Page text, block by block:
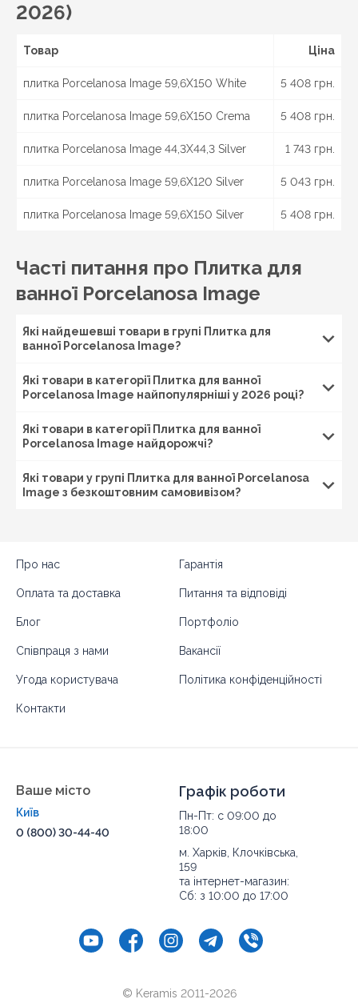
2026)
Товар Ціна
плитка Porcelanosa Image 59,6X150 White 5 408 грн.
плитка Porcelanosa Image 59,6X150 Crema 5 408 грн.
плитка Porcelanosa Image 44,3X44,3 Silver 1 743 грн.
плитка Porcelanosa Image 59,6X120 Silver 5 043 грн.
плитка Porcelanosa Image 59,6X150 Silver 5 408 грн.
Часті питання про Плитка для
ванної Porcelanosa Image
Які найдешевші товари в групі Плитка для
ванної Porcelanosa Image?
Які товари в категорії Плитка для ванної
Porcelanosa Image найпопулярніші у 2026 році?
Які товари в категорії Плитка для ванної
Porcelanosa Image найдорожчі?
Які товари у групі Плитка для ванної Porcelanosa
Image з безкоштовним самовивізом?
Про нас Гарантія
Оплата та доставка Питання та відповіді
Блог Портфоліо
Співпраця з нами Вакансії
Угода користувача Політика конфіденційності
Контакти
Ваше місто
Київ
0 (800) 30-44-40
Графік роботи
Пн-Пт: с 09:00 до
18:00
м. Харків, Клочківська,
159
та інтернет-магазин:
Сб: з 10:00 до 17:00
© Keramis 2011-2026